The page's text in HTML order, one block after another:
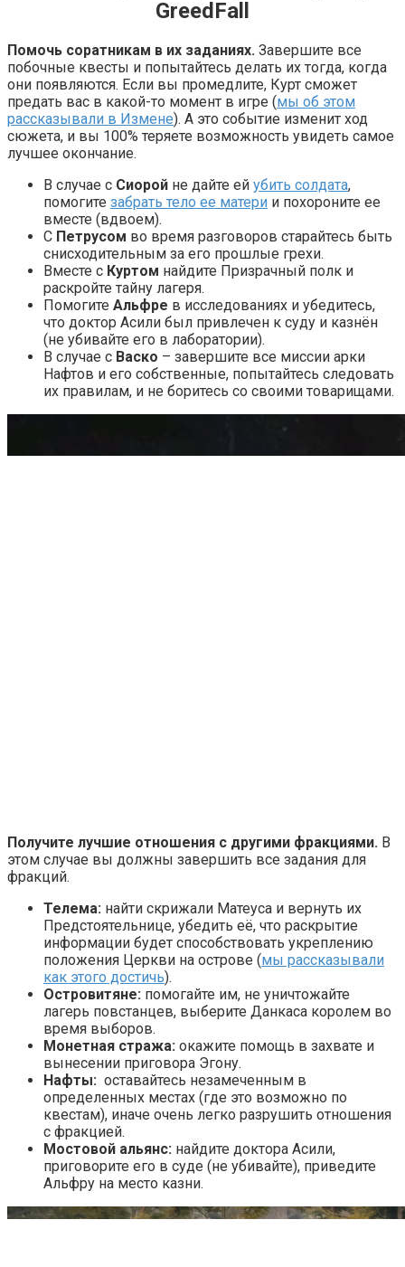
GreedFall
Помочь соратникам в их заданиях. Завершите все
побочные квесты и попытайтесь делать их тогда, когда
они появляются. Если вы промедлите, Курт сможет
предать вас в какой-то момент в игре (мы об этом
рассказывали в Измене). А это событие изменит ход
сюжета, и вы 100% теряете возможность увидеть самое
лучшее окончание.
В случае с Сиорой не дайте ей убить солдата,
помогите забрать тело ее матери и похороните ее
вместе (вдвоем).
С Петрусом во время разговоров старайтесь быть
снисходительным за его прошлые грехи.
Вместе с Куртом найдите Призрачный полк и
раскройте тайну лагеря.
Помогите Альфре в исследованиях и убедитесь,
что доктор Асили был привлечен к суду и казнён
(не убивайте его в лаборатории).
В случае с Васко – завершите все миссии арки
Нафтов и его собственные, попытайтесь следовать
их правилам, и не боритесь со своими товарищами.
Получите лучшие отношения с другими фракциями. В
этом случае вы должны завершить все задания для
фракций.
Телема: найти скрижали Матеуса и вернуть их
Предстоятельнице, убедить её, что раскрытие
информации будет способствовать укреплению
положения Церкви на острове (мы рассказывали
как этого достичь).
Островитяне: помогайте им, не уничтожайте
лагерь повстанцев, выберите Данкаса королем во
время выборов.
Монетная стража: окажите помощь в захвате и
вынесении приговора Эгону.
Нафты: оставайтесь незамеченным в
определенных местах (где это возможно по
квестам), иначе очень легко разрушить отношения
с фракцией.
Мостовой альянс: найдите доктора Асили,
приговорите его в суде (не убивайте), приведите
Альфру на место казни.